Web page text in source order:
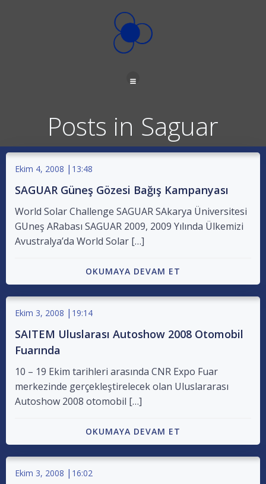
geç
Posts in Saguar
Ekim 4, 2008 | 13:48
SAGUAR Güneş Gözesi Bağış Kampanyası
World Solar Challenge SAGUAR SAkarya Üniversitesi
GUneş ARabası SAGUAR 2009, 2009 Yılında Ülkemizi
Avustralya’da World Solar […]
OKUMAYA DEVAM ET
Ekim 3, 2008 | 19:14
SAITEM Uluslarası Autoshow 2008 Otomobil
Fuarında
10 – 19 Ekim tarihleri arasında CNR Expo Fuar
merkezinde gerçekleştirelecek olan Uluslararası
Autoshow 2008 otomobil […]
OKUMAYA DEVAM ET
Ekim 3, 2008 | 16:02